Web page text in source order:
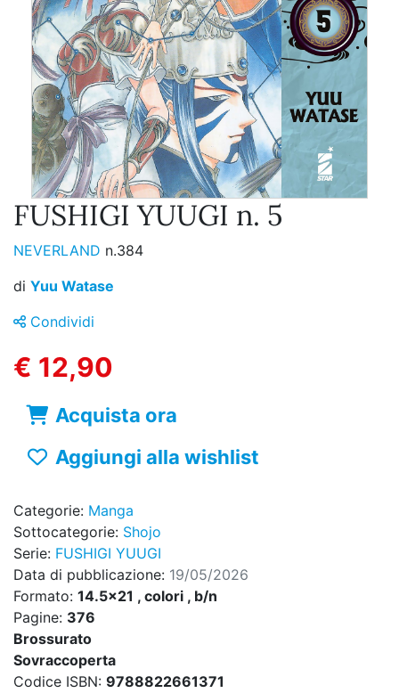
FUSHIGI YUUGI n. 5
NEVERLAND n.384
di Yuu Watase
Condividi
€ 12,90
Acquista ora
Aggiungi alla wishlist
Categorie: Manga
Sottocategorie: Shojo
Serie: FUSHIGI YUUGI
Data di pubblicazione: 19/05/2026
Formato: 14.5x21 , colori , b/n
Pagine: 376
Brossurato
Sovraccoperta
Codice ISBN: 9788822661371